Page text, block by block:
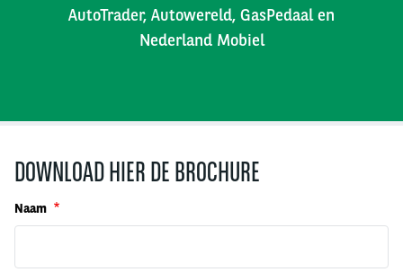
AutoTrader, Autowereld, GasPedaal en
Nederland Mobiel
DOWNLOAD HIER DE BROCHURE
Naam